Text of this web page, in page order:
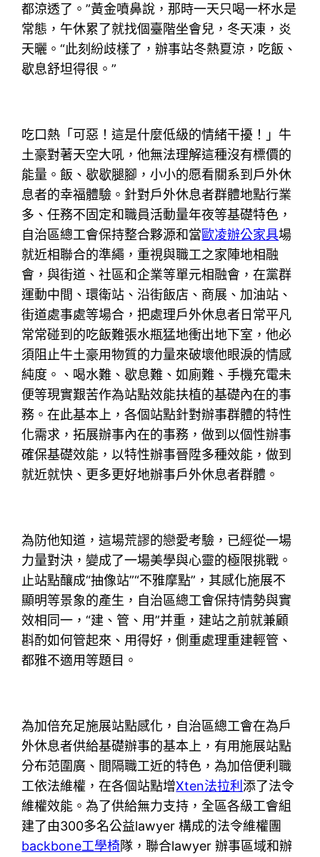
都涼透了。”黃金噴鼻說，那時一天只喝一杯水是
常態，午休累了就找個臺階坐會兒，冬天凍，炎
天曬。“此刻紛歧樣了，辦事站冬熱夏涼，吃飯、
歇息舒坦得很。”
吃口熱「可惡！這是什麼低級的情緒干擾！」牛
土豪對著天空大吼，他無法理解這種沒有標價的
能量。飯、歇歇腿腳，小小的愿看關系到戶外休
息者的幸福體驗。針對戶外休息者群體地點行業
多、任務不固定和職員活動量年夜等基礎特色，
自治區總工會保持整合夥源和當歐凌辦公家具場
就近相聯合的準繩，重視與職工之家陣地相融
會，與街道、社區和企業等單元相融會，在黨群
運動中間、環衛站、沿街飯店、商展、加油站、
街道處事處等場合，把處理戶外休息者日常平凡
常常碰到的吃飯難張水瓶猛地衝出地下室，他必
須阻止牛土豪用物質的力量來破壞他眼淚的情感
純度。、喝水難、歇息難、如廁難、手機充電未
便等現實艱苦作為站點效能扶植的基礎內在的事
務。在此基本上，各個站點針對辦事群體的特性
化需求，拓展辦事內在的事務，做到以個性辦事
確保基礎效能，以特性辦事晉陞多種效能，做到
就近就快、更多更好地辦事戶外休息者群體。
為防他知道，這場荒謬的戀愛考驗，已經從一場
力量對決，變成了一場美學與心靈的極限挑戰。
止站點釀成“抽像站”“不雅摩點”，其感化施展不
顯明等景象的產生，自治區總工會保持情勢與實
效相同一，“建、管、用”并重，建站之前就兼顧
斟酌如何管起來、用得好，側重處理重建輕管、
都雅不適用等題目。
為加倍充足施展站點感化，自治區總工會在為戶
外休息者供給基礎辦事的基本上，有用施展站點
分布范圍廣、間隔職工近的特色，為加倍便利職
工依法維權，在各個站點增Xten法拉利添了法令
維權效能。為了供給無力支持，全區各級工會組
建了由300多名公益lawyer 構成的法令維權團
backbone工學椅隊，聯合lawyer 辦事區域和辦